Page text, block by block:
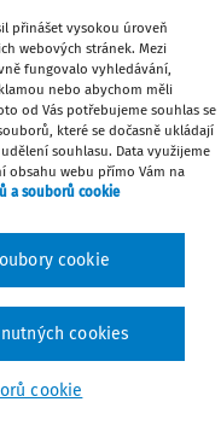
i
a
si
mezi
Stáhnout
Tisknout
přinášet vysokou úroveň
webových stránek. Mezi
fungovalo vyhledávání,
nebo abychom měli
od Vás potřebujeme souhlas se
které se dočasně ukládají
souhlasu. Data využijeme
obsahu webu přímo Vám na
a souborů cookie
cookie
cookies
cookie